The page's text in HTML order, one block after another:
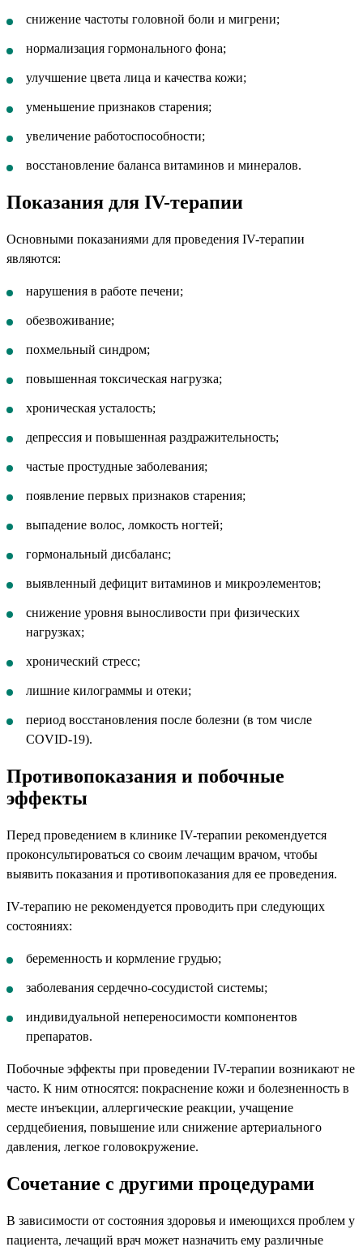
снижение частоты головной боли и мигрени;
нормализация гормонального фона;
улучшение цвета лица и качества кожи;
уменьшение признаков старения;
увеличение работоспособности;
восстановление баланса витаминов и минералов.
Показания для IV-терапии
Основными показаниями для проведения IV-терапии
являются:
нарушения в работе печени;
обезвоживание;
похмельный синдром;
повышенная токсическая нагрузка;
хроническая усталость;
депрессия и повышенная раздражительность;
частые простудные заболевания;
появление первых признаков старения;
выпадение волос, ломкость ногтей;
гормональный дисбаланс;
выявленный дефицит витаминов и микроэлементов;
снижение уровня выносливости при физических
нагрузках;
хронический стресс;
лишние килограммы и отеки;
период восстановления после болезни (в том числе
COVID-19).
Противопоказания и побочные
эффекты
Перед проведением в клинике IV-терапии рекомендуется
проконсультироваться со своим лечащим врачом, чтобы
выявить показания и противопоказания для ее проведения.
IV-терапию не рекомендуется проводить при следующих
состояниях:
беременность и кормление грудью;
заболевания сердечно-сосудистой системы;
индивидуальной непереносимости компонентов
препаратов.
Побочные эффекты при проведении IV-терапии возникают не
часто. К ним относятся: покраснение кожи и болезненность в
месте инъекции, аллергические реакции, учащение
сердцебиения, повышение или снижение артериального
давления, легкое головокружение.
Сочетание с другими процедурами
В зависимости от состояния здоровья и имеющихся проблем у
пациента, лечащий врач может назначить ему различные